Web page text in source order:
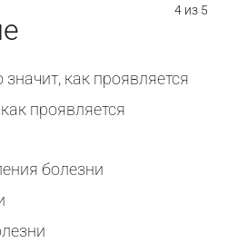
4 из 5
как проявляется
проявляется
болезни